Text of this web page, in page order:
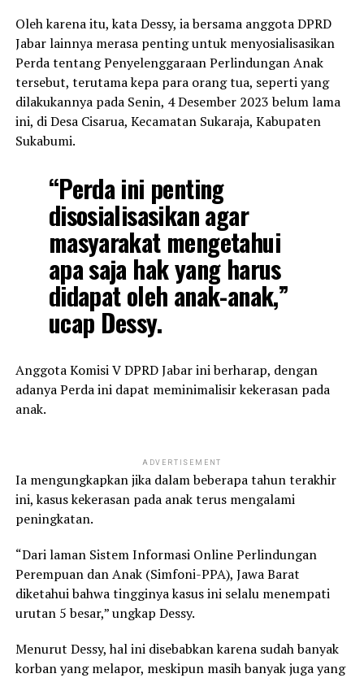
Oleh karena itu, kata Dessy, ia bersama anggota DPRD
Jabar lainnya merasa penting untuk menyosialisasikan
Perda tentang Penyelenggaraan Perlindungan Anak
tersebut, terutama kepa para orang tua, seperti yang
dilakukannya pada Senin, 4 Desember 2023 belum lama
ini, di Desa Cisarua, Kecamatan Sukaraja, Kabupaten
Sukabumi.
“Perda ini penting
disosialisasikan agar
masyarakat mengetahui
apa saja hak yang harus
didapat oleh anak-anak,”
ucap Dessy.
Anggota Komisi V DPRD Jabar ini berharap, dengan
adanya Perda ini dapat meminimalisir kekerasan pada
anak.
ADVERTISEMENT
Ia mengungkapkan jika dalam beberapa tahun terakhir
ini, kasus kekerasan pada anak terus mengalami
peningkatan.
“Dari laman Sistem Informasi Online Perlindungan
Perempuan dan Anak (Simfoni-PPA), Jawa Barat
diketahui bahwa tingginya kasus ini selalu menempati
urutan 5 besar,” ungkap Dessy.
Menurut Dessy, hal ini disebabkan karena sudah banyak
korban yang melapor, meskipun masih banyak juga yang